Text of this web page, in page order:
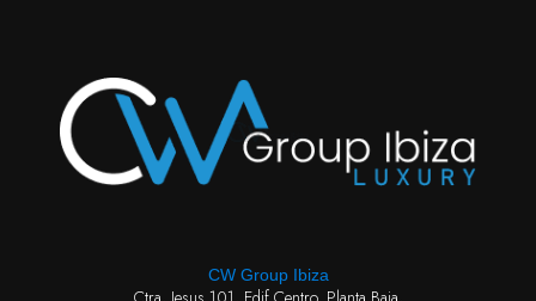
CW Group Ibiza